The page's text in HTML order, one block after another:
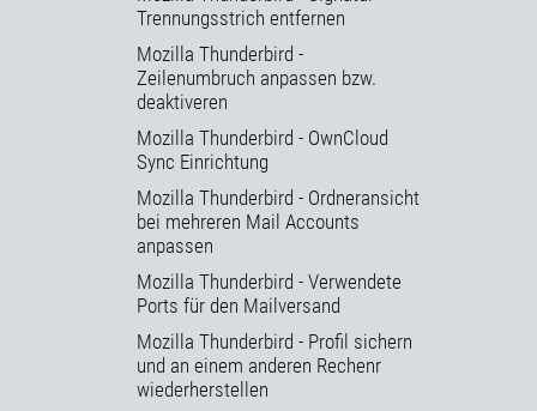
Trennungsstrich entfernen
Mozilla Thunderbird -
Zeilenumbruch anpassen bzw.
deaktiveren
Mozilla Thunderbird - OwnCloud
Sync Einrichtung
Mozilla Thunderbird - Ordneransicht
bei mehreren Mail Accounts
anpassen
Mozilla Thunderbird - Verwendete
Ports für den Mailversand
Mozilla Thunderbird - Profil sichern
und an einem anderen Rechenr
wiederherstellen